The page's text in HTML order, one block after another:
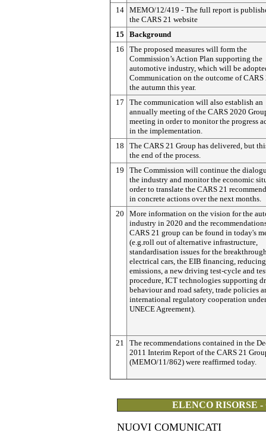
14 MEMO/12/419 - The full report is
the CARS 21 website
15
Background
16
The proposed measures will form the
Commission’s Action Plan supporting the
automotive industry, which will be
Communication on the outcome of CARS
the autumn this year.
17
The communication will also establish an
annually meeting of the CARS 2020
meeting in order to monitor the progress
in the implementation.
18
The CARS 21 Group has delivered, but
the end of the process.
19
The Commission will continue the
the industry and monitor the economic
order to translate the CARS 21
in concrete actions over the next months.
20
More information on the vision for the
industry in 2020 and the
CARS 21 group can be found in today's
(e.g.roll out of alternative infrastructure,
standardisation issues for the
electrical cars, the EIB financing,
emissions, a new driving test-cycle and
procedure, ICT technologies supporting
behaviour and road safety, trade policies
international regulatory cooperation
UNECE Agreement).
21
The recommendations contained in the
2011 Interim Report of the CARS 21
(MEMO/11/862) were reaffirmed today.
ELENCO RISORSE
NUOVI COMUNICATI